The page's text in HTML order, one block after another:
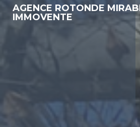
AGENCE ROTONDE
IMMOVENTE